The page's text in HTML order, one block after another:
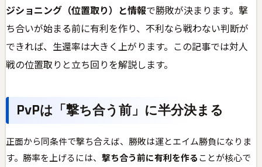
ジショニング（位置取り）と情報で勝敗が決まります。撃
ち合いが始まる前に有利を作り、不利なら戦わない判断が
できれば、生還率は大きく上がります。この記事では対人
戦の位置取りと立ち回りを解説します。
PvPは「撃ち合う前」に半分決まる
正面から同条件で撃ち合えば、勝敗は運とエイム勝負になりま
す。勝率を上げるには、 撃ち合う前に有利を作ることが核心で